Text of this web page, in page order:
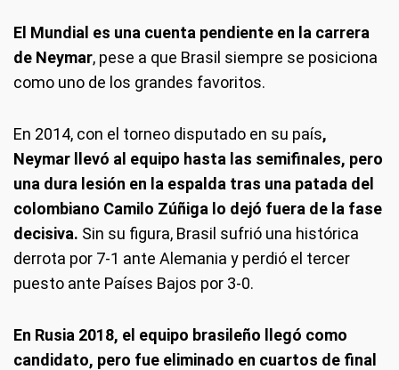
El Mundial es una cuenta pendiente en la carrera
de Neymar, pese a que Brasil siempre se posiciona
como uno de los grandes favoritos.
En 2014, con el torneo disputado en su país,
Neymar llevó al equipo hasta las semifinales, pero
una dura lesión en la espalda tras una patada del
colombiano Camilo Zúñiga lo dejó fuera de la fase
decisiva. Sin su figura, Brasil sufrió una histórica
derrota por 7-1 ante Alemania y perdió el tercer
puesto ante Países Bajos por 3-0.
En Rusia 2018, el equipo brasileño llegó como
candidato, pero fue eliminado en cuartos de final